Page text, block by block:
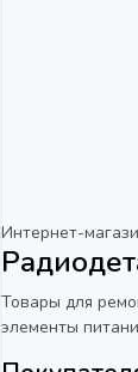
Интернет-
Товары для
элементы